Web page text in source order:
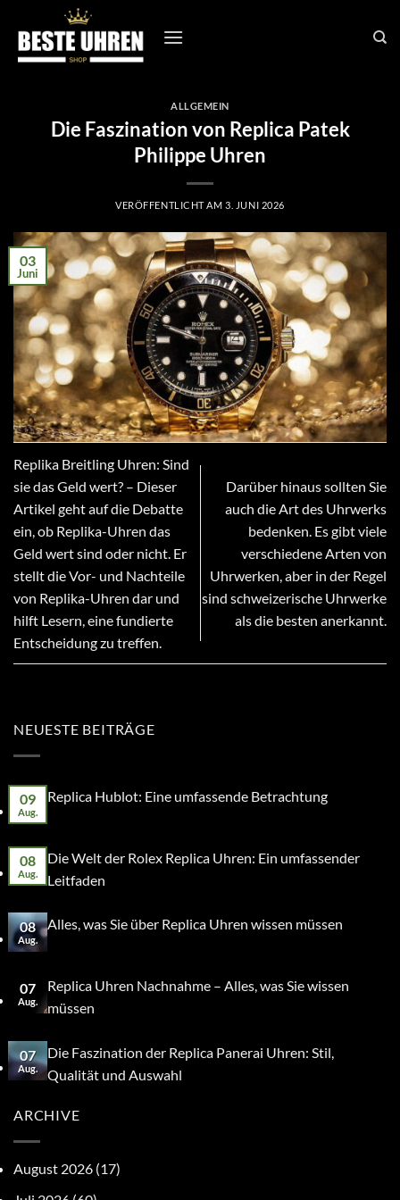
Inhalt
springen
ALLGEMEIN
Die Faszination von Replica Patek
Philippe Uhren
VERÖFFENTLICHT AM 3. JUNI 2026
03
Juni
Replika Breitling Uhren: Sind
sie das Geld wert? – Dieser
Artikel geht auf die Debatte
ein, ob Replika-Uhren das
Geld wert sind oder nicht. Er
stellt die Vor- und Nachteile
von Replika-Uhren dar und
hilft Lesern, eine fundierte
Entscheidung zu treffen.
Darüber hinaus sollten Sie
auch die Art des Uhrwerks
bedenken. Es gibt viele
verschiedene Arten von
Uhrwerken, aber in der Regel
sind schweizerische Uhrwerke
als die besten anerkannt.
NEUESTE BEITRÄGE
09
Aug.
Replica Hublot: Eine umfassende Betrachtung
08
Aug.
Die Welt der Rolex Replica Uhren: Ein umfassender
Leitfaden
08
Aug.
Alles, was Sie über Replica Uhren wissen müssen
07
Aug.
Replica Uhren Nachnahme – Alles, was Sie wissen
müssen
07
Aug.
Die Faszination der Replica Panerai Uhren: Stil,
Qualität und Auswahl
ARCHIVE
August 2026 (17)